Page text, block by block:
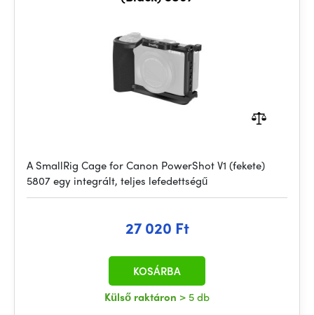
A SmallRig Cage for Canon PowerShot V1 (fekete)
5807 egy integrált, teljes lefedettségű
27 020 Ft
Külső raktáron > 5 db
KOSÁRBA